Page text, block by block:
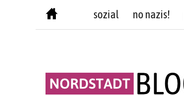
sozial no nazis!